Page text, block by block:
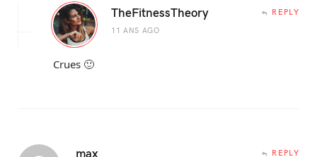
TheFitnessTheory
11 ANS AGO
REPLY
Crues 🙂
max REPLY